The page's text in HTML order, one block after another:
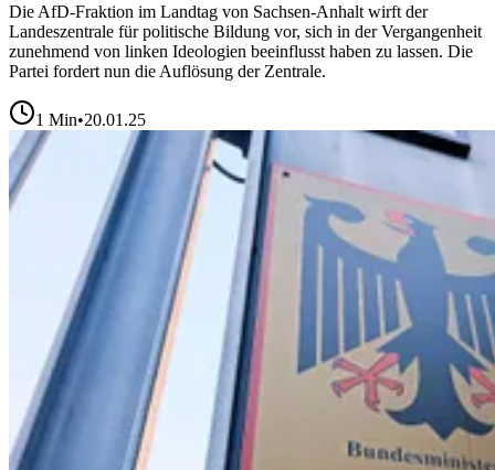
Die AfD-Fraktion im Landtag von Sachsen-Anhalt wirft der
Landeszentrale für politische Bildung vor, sich in der Vergangenheit
zunehmend von linken Ideologien beeinflusst haben zu lassen. Die
Partei fordert nun die Auflösung der Zentrale.
1 Min•20.01.25